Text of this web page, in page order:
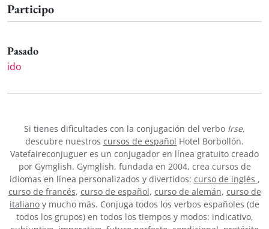
Participo
Pasado
ido
Si tienes dificultades con la conjugación del verbo Irse,
descubre nuestros cursos de español Hotel Borbollón.
Vatefaireconjuguer es un conjugador en línea gratuito creado
por Gymglish. Gymglish, fundada en 2004, crea cursos de
idiomas en línea personalizados y divertidos: curso de inglés ,
curso de francés, curso de español, curso de alemán, curso de
italiano y mucho más. Conjuga todos los verbos españoles (de
todos los grupos) en todos los tiempos y modos: indicativo,